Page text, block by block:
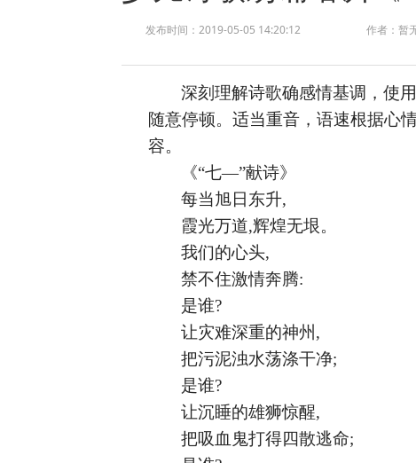
发布时间：2019-05-05 14:20:12 作者：暂
深刻理解诗歌确感情基调，使
随意停顿。 适当重音，语速根据心
容。
《“七—”献诗》
每当旭日东升,
霞光万道,辉煌无垠。
我们的心头,
禁不住激情奔腾:
是谁?
让灾难深重的神州 ,
把污泥浊水荡涤干净;
是谁?
让沉睡的雄狮惊醒,
把吸血鬼打得四散逃命;